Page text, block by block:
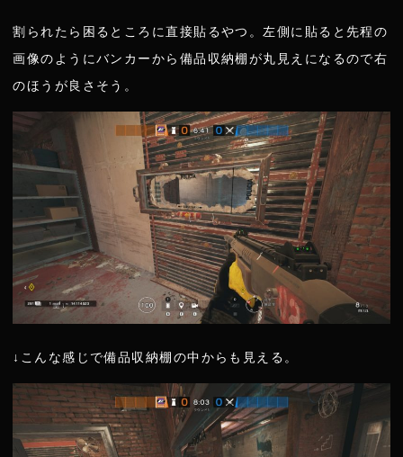
割られたら困るところに直接貼るやつ。左側に貼ると先程の
画像のようにバンカーから備品収納棚が丸見えになるので右
のほうが良さそう。
↓こんな感じで備品収納棚の中からも見える。